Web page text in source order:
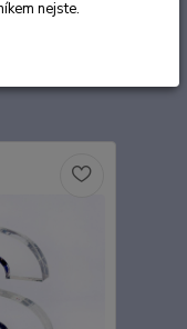
nejste.